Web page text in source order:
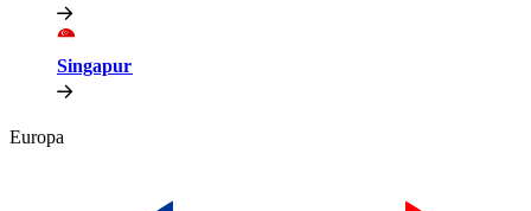
Singapur​​
Europa​​